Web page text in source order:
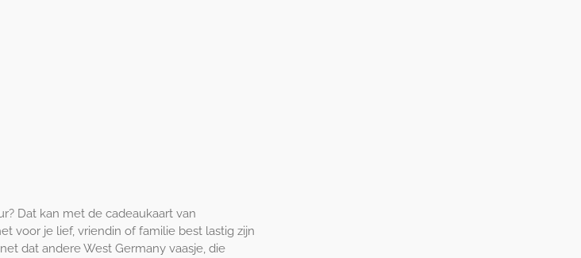
Dat kan met de cadeaukaart van
voor je lief, vriendin of familie best lastig zijn
dat andere West Germany vaasje, die